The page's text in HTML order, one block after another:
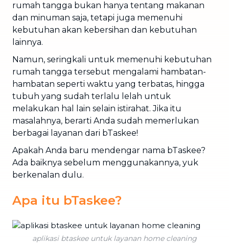
rumah tangga bukan hanya tentang makanan
dan minuman saja, tetapi juga memenuhi
kebutuhan akan kebersihan dan kebutuhan
lainnya.
Namun, seringkali untuk memenuhi kebutuhan
rumah tangga tersebut mengalami hambatan-
hambatan seperti waktu yang terbatas, hingga
tubuh yang sudah terlalu lelah untuk
melakukan hal lain selain istirahat. Jika itu
masalahnya, berarti Anda sudah memerlukan
berbagai layanan dari bTaskee!
Apakah Anda baru mendengar nama bTaskee?
Ada baiknya sebelum menggunakannya, yuk
berkenalan dulu.
Apa itu bTaskee?
aplikasi btaskee untuk layanan home cleaning